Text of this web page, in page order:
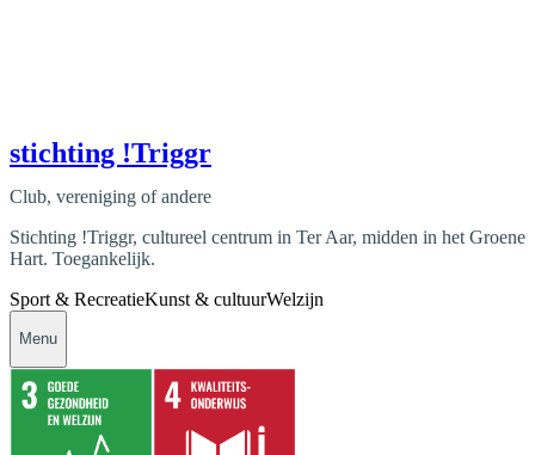
stichting !Triggr
Club, vereniging of andere
Stichting !Triggr, cultureel centrum in Ter Aar, midden in het Groene
Hart. Toegankelijk.
Sport & RecreatieKunst & cultuurWelzijn
Menu